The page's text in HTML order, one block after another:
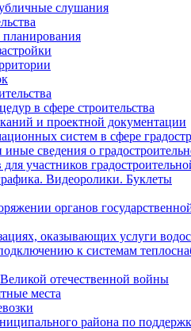
слушания
в сфере строительства
и проектной документации
систем в сфере
сведения о
участников
Видеоролики. Буклеты
органов
оказывающих услуги
к системам
отечественной войны
места
района по